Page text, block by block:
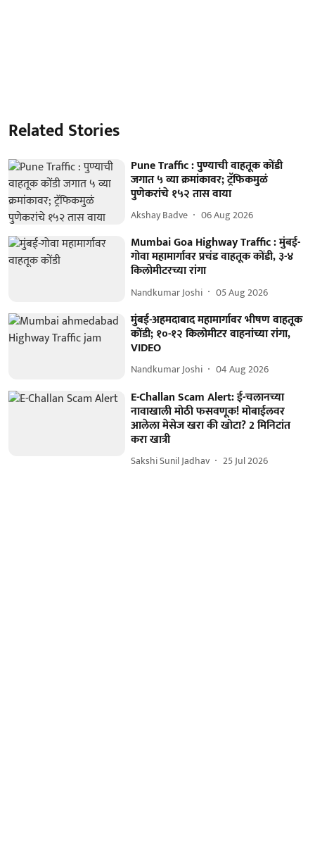
Related Stories
Pune Traffic : पुण्याची वाहतूक कोंडी
जगात ५ व्या क्रमांकावर; ट्रॅफिकमुळं
पुणेकरांचे १५२ तास वाया
Akshay Badve 06 Aug 2026
Mumbai Goa Highway Traffic : मुंबई-
गोवा महामार्गावर प्रचंड वाहतूक कोंडी, ३-४
किलोमीटरच्या रांगा
Nandkumar Joshi 05 Aug 2026
मुंबई-अहमदाबाद महामार्गावर भीषण वाहतूक
कोंडी; १०-१२ किलोमीटर वाहनांच्या रांगा,
VIDEO
Nandkumar Joshi 04 Aug 2026
E-Challan Scam Alert: ई-चलानच्या
नावाखाली मोठी फसवणूक! मोबाईलवर
आलेला मेसेज खरा की खोटा? 2 मिनिटांत
करा खात्री
Sakshi Sunil Jadhav 25 Jul 2026